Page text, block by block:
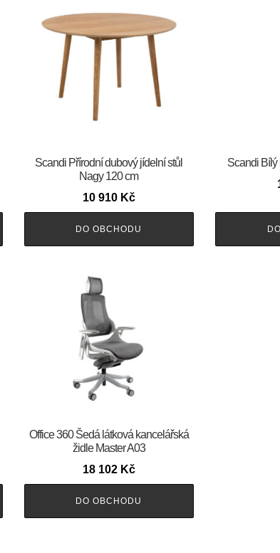
Scandi Přírodní dubový jídelní stůl
Nagy 120 cm
10 910 Kč
DO OBCHODU
Scandi Bílý
Office 360 Šedá látková kancelářská
židle Master A03
18 102 Kč
DO OBCHODU